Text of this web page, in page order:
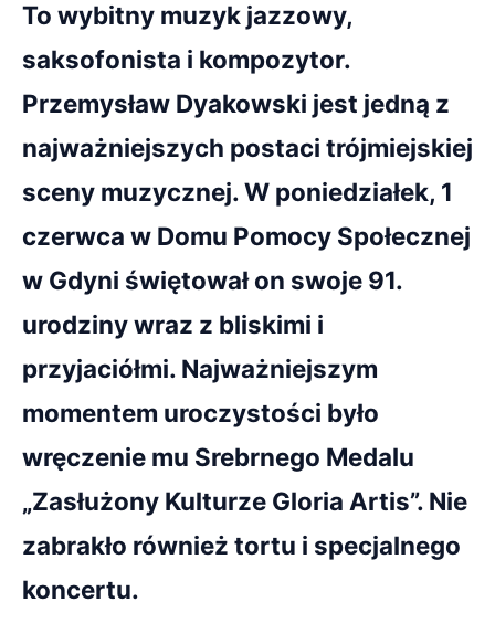
To wybitny muzyk jazzowy,
saksofonista i kompozytor.
Przemysław Dyakowski jest jedną z
najważniejszych postaci trójmiejskiej
sceny muzycznej. W poniedziałek, 1
czerwca w Domu Pomocy Społecznej
w Gdyni świętował on swoje 91.
urodziny wraz z bliskimi i
przyjaciółmi. Najważniejszym
momentem uroczystości było
wręczenie mu Srebrnego Medalu
„Zasłużony Kulturze Gloria Artis”. Nie
zabrakło również tortu i specjalnego
koncertu.